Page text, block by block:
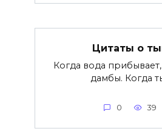
Цитаты о
Когда вода
дамбы. Когда
0 39